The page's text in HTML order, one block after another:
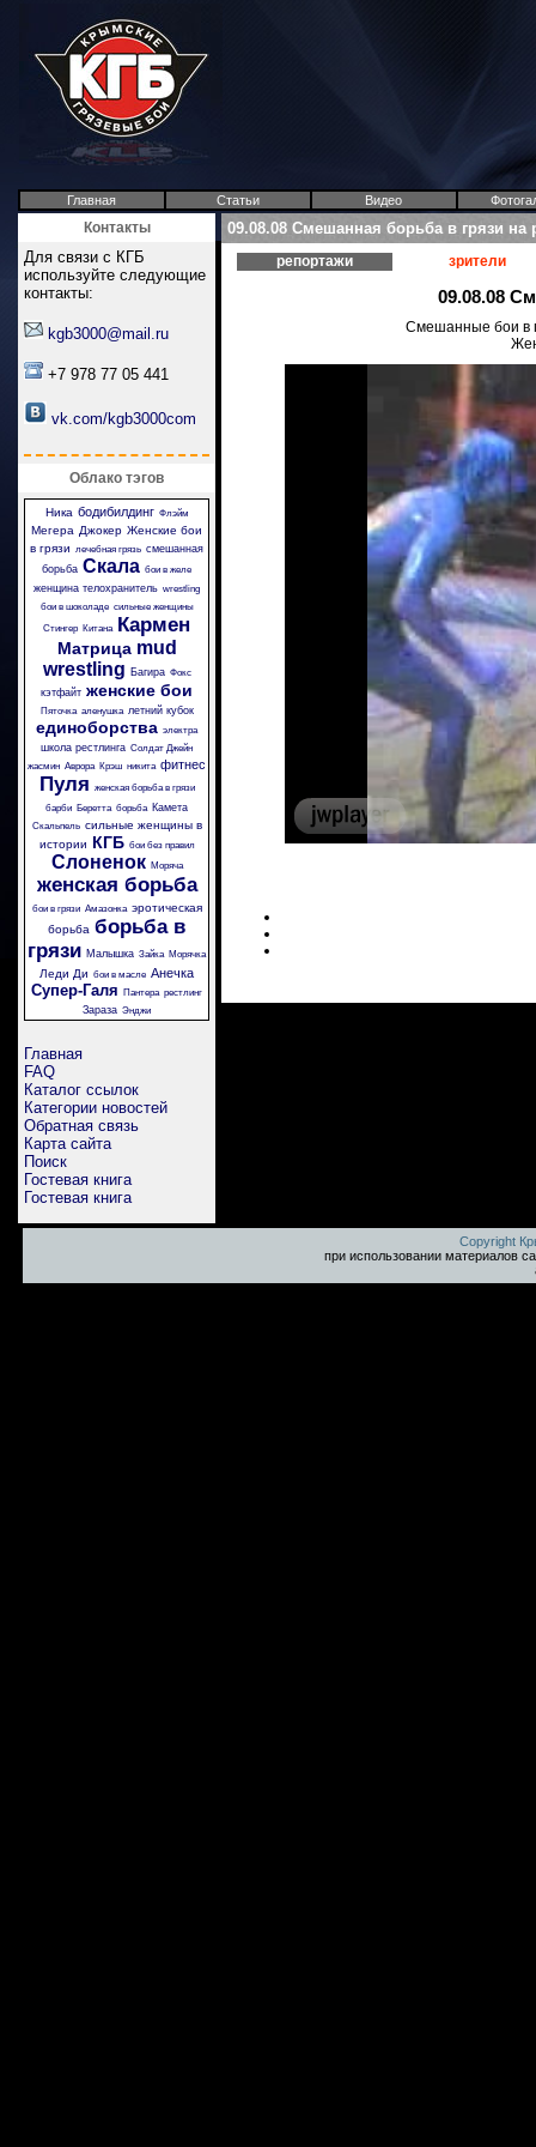
Главная Статьи Видео
Контакты
Для связи с КГБ
используйте следующие
контакты:
kgb3000@mail.ru
+7 978 77 05 441
vk.com/kgb3000com
Облако тэгов
Ника бодибилдинг Флэйм
Мегера Джокер Женские бои
в грязи лечебная грязь смешанная
борьба Скала бои в желе
женщина телохранитель wrestling
бои в шоколаде сильные женщины
Стингер Китана Кармен
Матрица mud
wrestling Багира Фокс
кэтфайт женские бои
Пяточка аленушка летний кубок
единоборства электра
школа рестлинга Солдат Джейн
жасмин Аврора Крэш никита фитнес
Пуля женская борьба в грязи
барби Беретта борьба Камета
Скальпель сильные женщины в
истории КГБ бои без правил
Слоненок Моряча
женская борьба
бои в грязи Амазонка эротическая
борьба борьба в
грязи Малышка Зайка Морячка
Леди Ди бои в масле Анечка
Супер-Галя Пантера рестлинг
Зараза Энджи
Главная
FAQ
Каталог ссылок
Категории новостей
Обратная связь
Карта сайта
Поиск
Гостевая книга
Гостевая книга
09.08.08 Смешанная борьба в грязи на
репортажи зрители
09.08.08
Смешанные бои в
Copyright
при использовании материалов